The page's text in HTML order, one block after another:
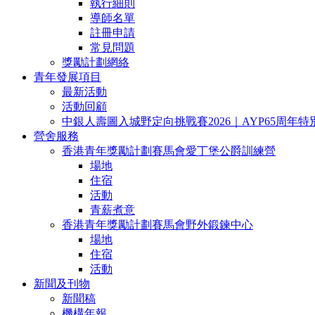
執行細則
導師名單
註冊申請
常見問題
獎勵計劃網絡
青年發展項目
最新活動
活動回顧
中銀人壽圖入城野定向挑戰賽2026｜AYP65周年特
營舍服務
香港青年獎勵計劃賽馬會愛丁堡公爵訓練營
場地
住宿
活動
青薪煮意
香港青年獎勵計劃賽馬會野外鍛鍊中心
場地
住宿
活動
新聞及刊物
新聞稿